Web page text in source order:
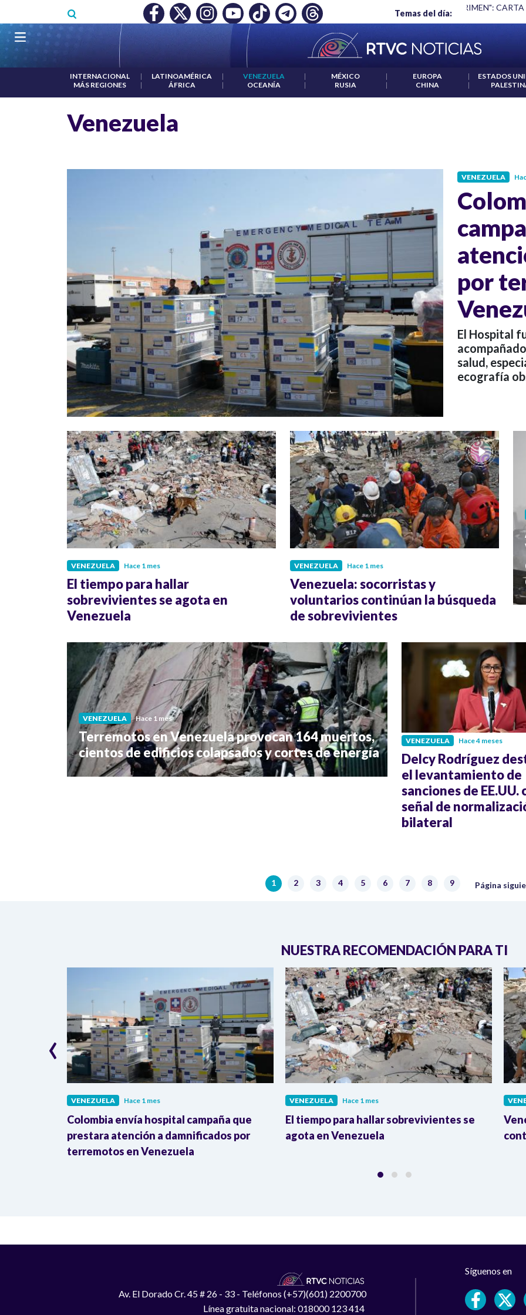
Temas del día:
RECONOCIMIENTO A RTVC SALARIO MÍNIMO NO DESTRUYÓ EMPLEO: JP MORGAN "HABLAR NO ES UN CRIMEN":
INTERNACIONAL | LATINOAMÉRICA | VENEZUELA | MÉXICO | EUROPA | ESTADOS
MÁS REGIONES
| ÁFRICA | OCEANÍA | RUSIA | CHINA |
Venezuela
VENEZUELA
por
El Hospital
salud,
ecografía
VENEZUELA Hace 1 mes
El tiempo para hallar
sobrevivientes se agota en
Venezuela
VENEZUELA Hace 1 mes
Venezuela: socorristas y
voluntarios continúan la búsqueda
de sobrevivientes
VENEZUELA Hace 1 mes
Terremotos en Venezuela provocan 164 muertos,
cientos de edificios colapsados y cortes de energía
VENEZUELA Hace 4 meses
Delcy Rodríguez
el levantamiento de
sanciones de EE.UU.
señal de
bilateral
Página actual
1 Página
2 Página
3 Página
4 Página
5 Página
6 Página
7 Página
8 Página
9 Siguiente
Página
NUESTRA RECOMENDACIÓN PARA TI
VENEZUELA Hace 1 mes
Colombia envía hospital campaña que
prestara atención a damnificados por
terremotos en Venezuela
VENEZUELA Hace 1 mes
El tiempo para hallar sobrevivientes se
agota en Venezuela
‹
Av. El Dorado Cr. 45 # 26 - 33 - Teléfonos (+57)(601) 2200700
Línea gratuita nacional: 018000 123 414
Síguenos en